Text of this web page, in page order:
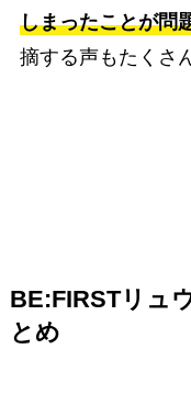
しまったことが問
摘する声もたくさ
BE:FIRSTリュ
とめ